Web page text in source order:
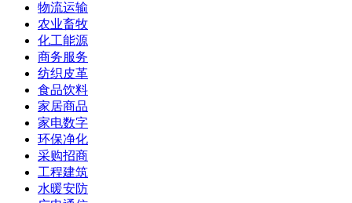
物流运输
农业畜牧
化工能源
商务服务
纺织皮革
食品饮料
家居商品
家电数字
环保净化
采购招商
工程建筑
水暖安防